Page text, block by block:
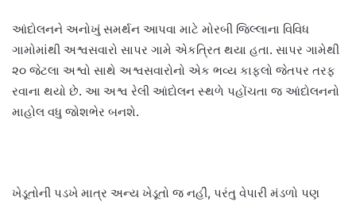
આંદોલનને અનોખું સમર્થન આપવા માટે મોરબી જિલ્લાના વિવિધ
ગામોમાંથી અશ્વસવારો સાપર ગામે એકત્રિત થયા હતા. સાપર ગામેથી
૨૦ જેટલા અશ્વો સાથે અશ્વસવારોનો એક ભવ્ય કાફલો જેતપર તરફ
રવાના થયો છે. આ અશ્વ રેલી આંદોલન સ્થળે પહોંચતા જ આંદોલનનો
માહોલ વધુ જોશભેર બનશે.
ખેડૂતોની પડખે માત્ર અન્ય ખેડૂતો જ નહીં, પરંતુ વેપારી મંડળો પણ